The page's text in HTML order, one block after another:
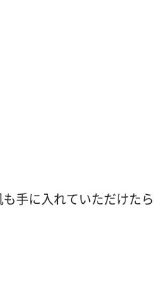
手に入れていただけた